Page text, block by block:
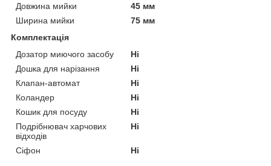
Довжина мийки
45 мм
Ширина мийки
75 мм
Комплектація
Дозатор миючого засобу
Ні
Дошка для нарізання
Ні
Клапан-автомат
Ні
Коландер
Ні
Кошик для посуду
Ні
Подрібнювач харчових
відходів
Ні
Сіфон Ні